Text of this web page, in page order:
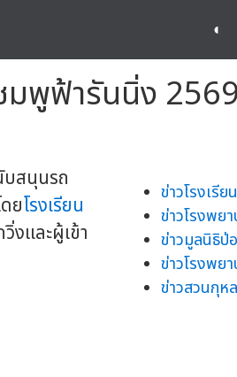
◐
มพูฟ้ารันนิ่ง
สนุนรถ
ยโรงเรียน
งและผู้เข้า
ข่าวโรงเรี
ข่าวโรงพย
ข่าวมูลนิธิป่
ข่าวโรงพย
ข่าวสวนกุห